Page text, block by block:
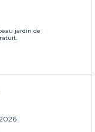
jardin de